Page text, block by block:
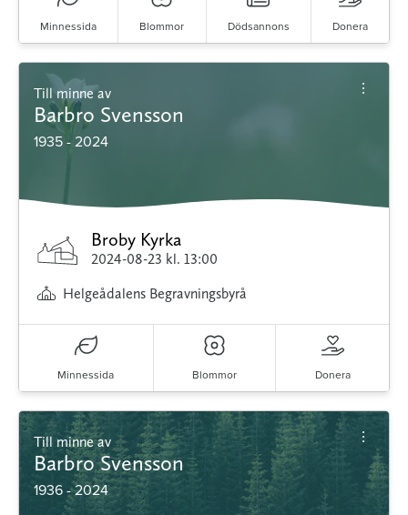
Minnessida Blommor Dödsannons Donera
Till minne av
Barbro Svensson
1935 - 2024
Broby Kyrka
2024-08-23 kl. 13:00
Helgeådalens Begravningsbyrå
Minnessida Blommor Donera
Till minne av
Barbro Svensson
1936 - 2024